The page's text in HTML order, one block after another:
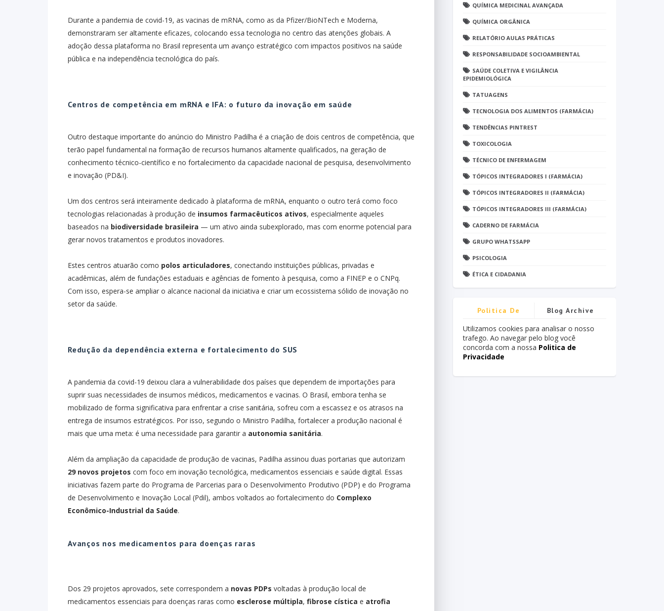
Durante a pandemia de covid-19, as vacinas de mRNA, como as da Pfizer/BioNTech e Moderna,
demonstraram ser altamente eficazes, colocando essa tecnologia no centro das atenções globais. A
adoção dessa plataforma no Brasil representa um avanço estratégico com impactos positivos na saúde
pública e na independência tecnológica do país.
Centros de competência em mRNA e IFA: o futuro da inovação em saúde
Outro destaque importante do anúncio do Ministro Padilha é a criação de dois centros de competência, que
terão papel fundamental na formação de recursos humanos altamente qualificados, na geração de
conhecimento técnico-científico e no fortalecimento da capacidade nacional de pesquisa, desenvolvimento
e inovação (PD&I).
Um dos centros será inteiramente dedicado à plataforma de mRNA, enquanto o outro terá como foco
tecnologias relacionadas à produção de insumos farmacêuticos ativos, especialmente aqueles
baseados na biodiversidade brasileira — um ativo ainda subexplorado, mas com enorme potencial para
gerar novos tratamentos e produtos inovadores.
Estes centros atuarão como polos articuladores, conectando instituições públicas, privadas e
acadêmicas, além de fundações estaduais e agências de fomento à pesquisa, como a FINEP e o CNPq.
Com isso, espera-se ampliar o alcance nacional da iniciativa e criar um ecossistema sólido de inovação no
setor da saúde.
Redução da dependência externa e fortalecimento do SUS
A pandemia da covid-19 deixou clara a vulnerabilidade dos países que dependem de importações para
suprir suas necessidades de insumos médicos, medicamentos e vacinas. O Brasil, embora tenha se
mobilizado de forma significativa para enfrentar a crise sanitária, sofreu com a escassez e os atrasos na
entrega de insumos estratégicos. Por isso, segundo o Ministro Padilha, fortalecer a produção nacional é
mais que uma meta: é uma necessidade para garantir a autonomia sanitária.
Além da ampliação da capacidade de produção de vacinas, Padilha assinou duas portarias que autorizam
29 novos projetos com foco em inovação tecnológica, medicamentos essenciais e saúde digital. Essas
iniciativas fazem parte do Programa de Parcerias para o Desenvolvimento Produtivo (PDP) e do Programa
de Desenvolvimento e Inovação Local (Pdil), ambos voltados ao fortalecimento do Complexo
Econômico-Industrial da Saúde.
Avanços nos medicamentos para doenças raras
Dos 29 projetos aprovados, sete correspondem a novas PDPs voltadas à produção local de
medicamentos essenciais para doenças raras como esclerose múltipla, fibrose cística e atrofia
QUÍMICA MEDICINAL AVANÇADA
QUÍMICA ORGÂNICA
RELATÓRIO AULAS PRÁTICAS
RESPONSABILIDADE SOCIOAMBIENTAL
SAÚDE COLETIVA E VIGILÂNCIA
EPIDEMIOLÓGICA
TATUAGENS
TECNOLOGIA DOS ALIMENTOS (FARMÁCIA)
TENDÊNCIAS PINTREST
TOXICOLOGIA
TÉCNICO DE ENFERMAGEM
TÓPICOS INTEGRADORES I (FARMÁCIA)
TÓPICOS INTEGRADORES II (FARMÁCIA)
TÓPICOS INTEGRADORES III (FARMÁCIA)
CADERNO DE FARMÁCIA
GRUPO WHATSSAPP
PSICOLOGIA
ÉTICA E CIDADANIA
Politica De
Privacidade
Blog Archive
Utilizamos cookies para analisar o nosso
trafego. Ao navegar pelo blog você
concorda com a nossa Politica de
Privacidade